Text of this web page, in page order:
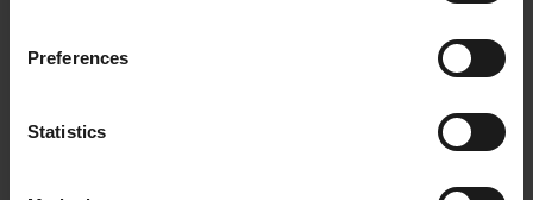
Preferences
Statistics
veel vaker gebruikt dan taps die verstopt zitten in
een keuken of vergaderruimte.